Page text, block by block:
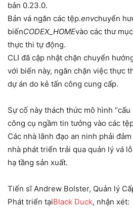
bản 0.23.0.
Bản vá ngăn các tệp.envchuyển
biếnCODEX_HOMEvào các thư
thực thi tự động.
CLI đã cập nhật chặn chuyển
với biến này, ngăn chặn việc thực
dự án do kẻ tấn công cung cấp.
Sự cố này thách thức mô hình
công cụ ngầm tin tưởng vào các
Các nhà lãnh đạo an ninh phải
nhà phát triển trải qua quản lý vá
hạ tầng sản xuất.
Tiến sĩ Andrew Bolster, Quản lý
Phát triển tạiBlack Duck, nhận xét: